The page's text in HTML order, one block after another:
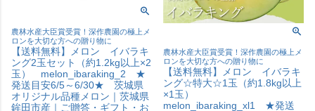
農林水産大臣賞受賞！深作農園の極上メ
ロンを大切な方への贈り物に
【送料無料】メロン イバラキ
ング2玉セット（約1.2kg以上×2
玉） melon_ibaraking_2 ★
発送目安6/5～6/30★ 茨城県
オリジナル品種メロン｜茨城県
鉾田市産｜ご贈答・ギフト・お
農林水産大臣賞受賞！深作農園の極上メ
ロンを大切な方への贈り物に
【送料無料】メロン イバラキ
ング☆特大☆1玉（約1.8kg以上
×1玉）
melon_ibaraking_xl1 ★発送